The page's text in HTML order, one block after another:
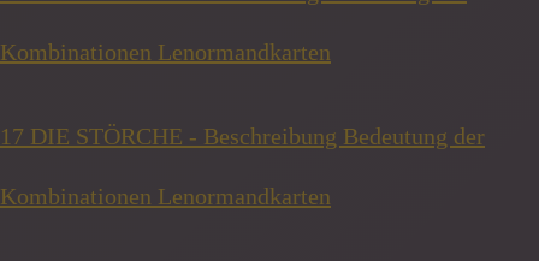
Kombinationen Lenormandkarten
17 DIE STÖRCHE - Beschreibung Bedeutung der
Kombinationen Lenormandkarten